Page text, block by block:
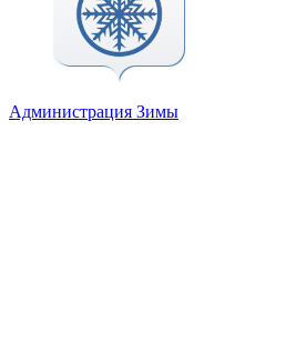
Администрация Зимы